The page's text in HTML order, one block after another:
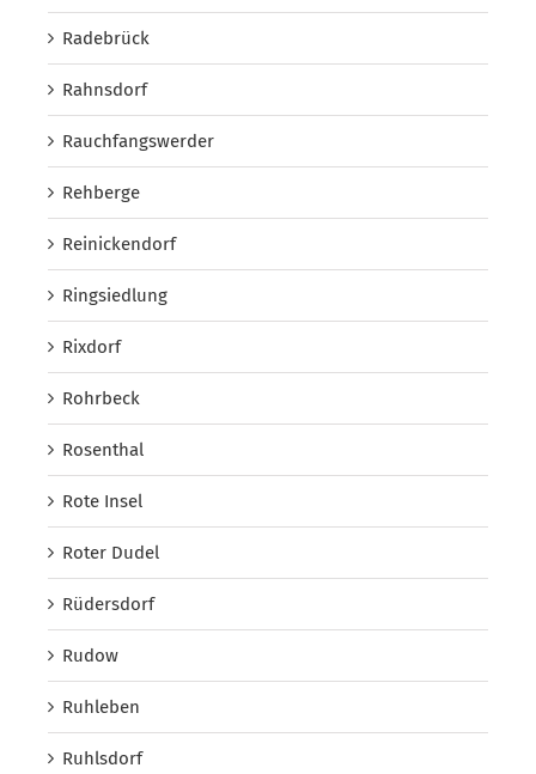
Radebrück
Rahnsdorf
Rauchfangswerder
Rehberge
Reinickendorf
Ringsiedlung
Rixdorf
Rohrbeck
Rosenthal
Rote Insel
Roter Dudel
Rüdersdorf
Rudow
Ruhleben
Ruhlsdorf